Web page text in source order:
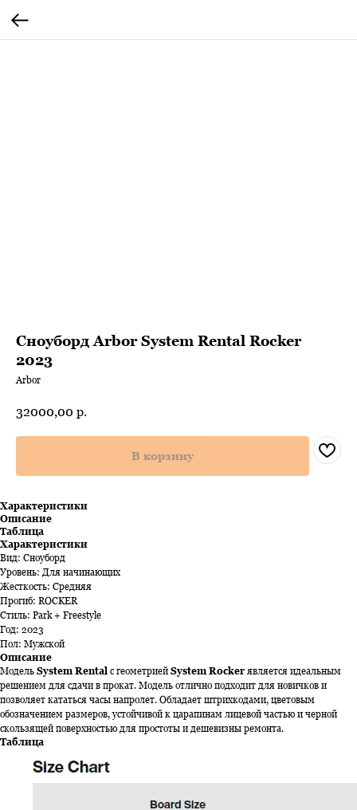
Сноуборд Arbor System Rental Rocker
2023
Arbor
32000,00 р.
В корзину
Характеристики
Описание
Таблица
Характеристики
Вид: Сноуборд
Уровень: Для начинающих
Жесткость: Средняя
Прогиб: ROCKER
Стиль: Park + Freestyle
Год: 2023
Пол: Мужской
Описание
Модель System Rental с геометрией System Rocker является идеальным
решением для сдачи в прокат. Модель отлично подходит для новичков и
позволяет кататься часы напролет. Обладает штрихкодами, цветовым
обозначением размеров, устойчивой к царапинам лицевой частью и черной
скользящей поверхностью для простоты и дешевизны ремонта.
Таблица